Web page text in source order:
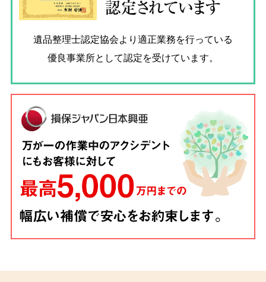
認定されています
遺品整理士認定協会より適正業務を行っている
優良事業所として認定を受けています。